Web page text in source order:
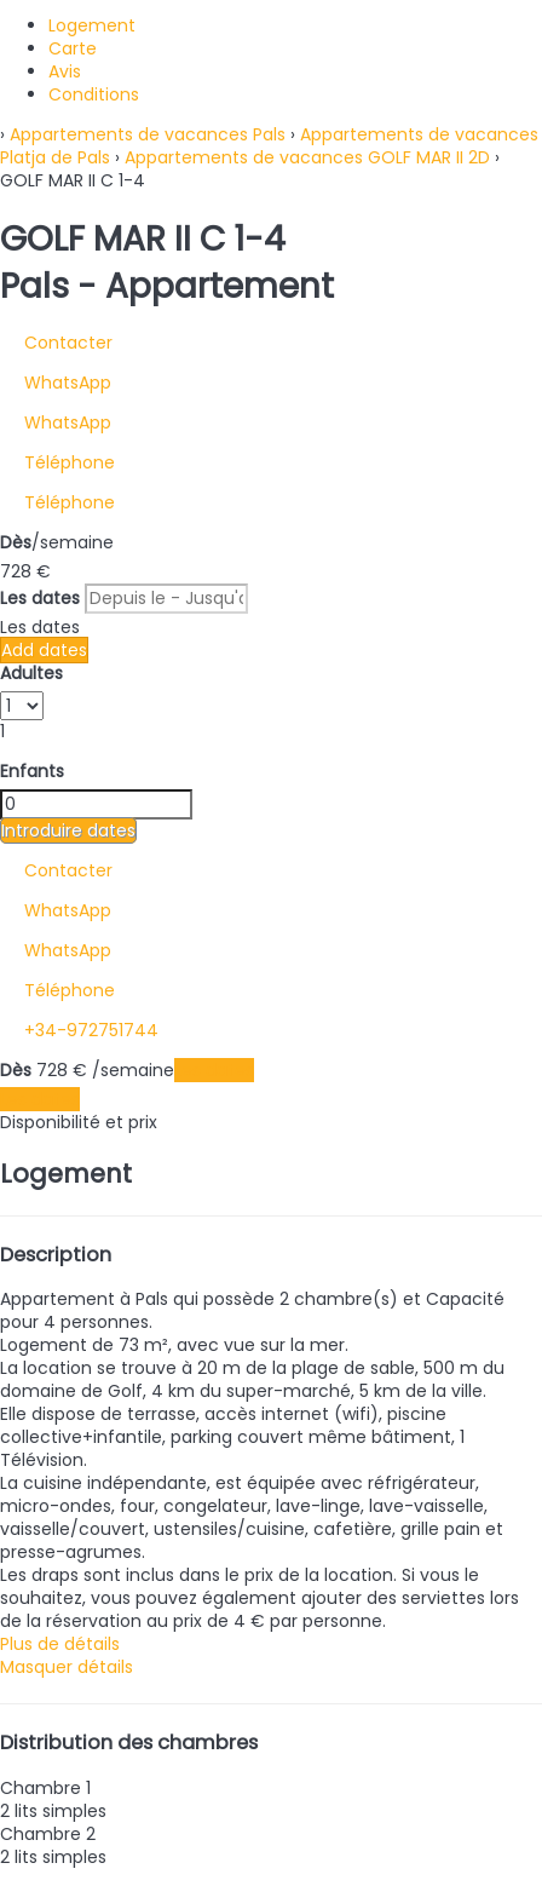
Logement
Carte
Avis
Conditions
› Appartements de vacances Pals › Appartements de vacances
Platja de Pals › Appartements de vacances GOLF MAR II 2D ›
GOLF MAR II C 1-4
GOLF MAR II C 1-4
Pals - Appartement
Contacter
WhatsApp
WhatsApp
Téléphone
Téléphone
Dès/semaine
728 €
Les dates
Les dates
Add dates
Adultes
1
Enfants
Introduire dates
Contacter
WhatsApp
WhatsApp
Téléphone
+34-972751744
Dès 728 € /semaine
Disponibilité et prix
Logement
Description
Appartement à Pals qui possède 2 chambre(s) et Capacité
pour 4 personnes.
Logement de 73 m², avec vue sur la mer.
La location se trouve à 20 m de la plage de sable, 500 m du
domaine de Golf, 4 km du super-marché, 5 km de la ville.
Elle dispose de terrasse, accès internet (wifi), piscine
collective+infantile, parking couvert même bâtiment, 1
Télévision.
La cuisine indépendante, est équipée avec réfrigérateur,
micro-ondes, four, congelateur, lave-linge, lave-vaisselle,
vaisselle/couvert, ustensiles/cuisine, cafetière, grille pain et
presse-agrumes.
Les draps sont inclus dans le prix de la location. Si vous le
souhaitez, vous pouvez également ajouter des serviettes lors
de la réservation au prix de 4 € par personne.
Plus de détails
Masquer détails
Distribution des chambres
Chambre 1
2 lits simples
Chambre 2
2 lits simples